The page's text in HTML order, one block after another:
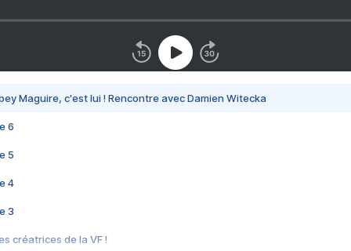
Maguire, c'est lui ! Rencontre avec Damien Witecka
6
5
4
3
créatrices de la VF !